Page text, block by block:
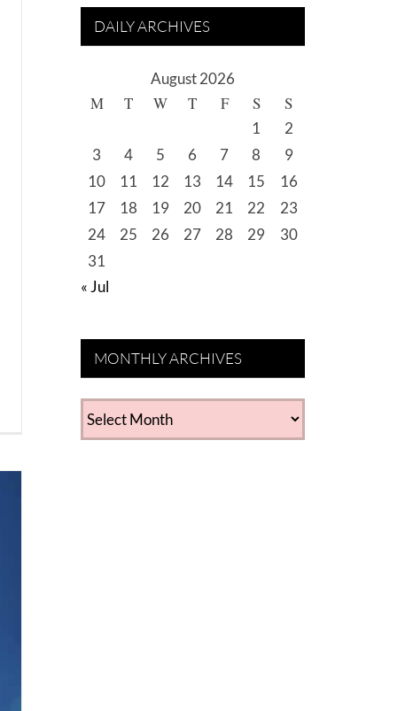
DAILY ARCHIVES
August 2026
M T W T F S S
1
2
3
4 5 6 7 8
9
10
11 12 13 14 15
16
17
18 19 20 21 22
23
24
25 26 27 28 29
30
31
« Jul
MONTHLY ARCHIVES
MONTHLY
ARCHIVES